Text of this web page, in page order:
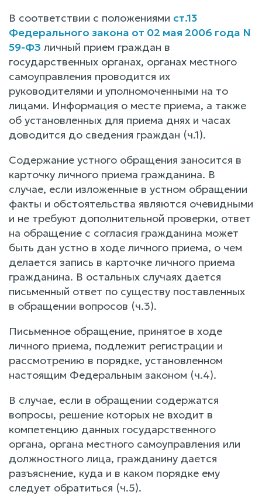
В соответствии с положениями ст.13
Федерального закона от 02 мая 2006 года N
59-ФЗ личный прием граждан в
государственных органах, органах местного
самоуправления проводится их
руководителями и уполномоченными на то
лицами. Информация о месте приема, а также
об установленных для приема днях и часах
доводится до сведения граждан (ч.1).
Содержание устного обращения заносится в
карточку личного приема гражданина. В
случае, если изложенные в устном обращении
факты и обстоятельства являются очевидными
и не требуют дополнительной проверки, ответ
на обращение с согласия гражданина может
быть дан устно в ходе личного приема, о чем
делается запись в карточке личного приема
гражданина. В остальных случаях дается
письменный ответ по существу поставленных
в обращении вопросов (ч.3).
Письменное обращение, принятое в ходе
личного приема, подлежит регистрации и
рассмотрению в порядке, установленном
настоящим Федеральным законом (ч.4).
В случае, если в обращении содержатся
вопросы, решение которых не входит в
компетенцию данных государственного
органа, органа местного самоуправления или
должностного лица, гражданину дается
разъяснение, куда и в каком порядке ему
следует обратиться (ч.5).